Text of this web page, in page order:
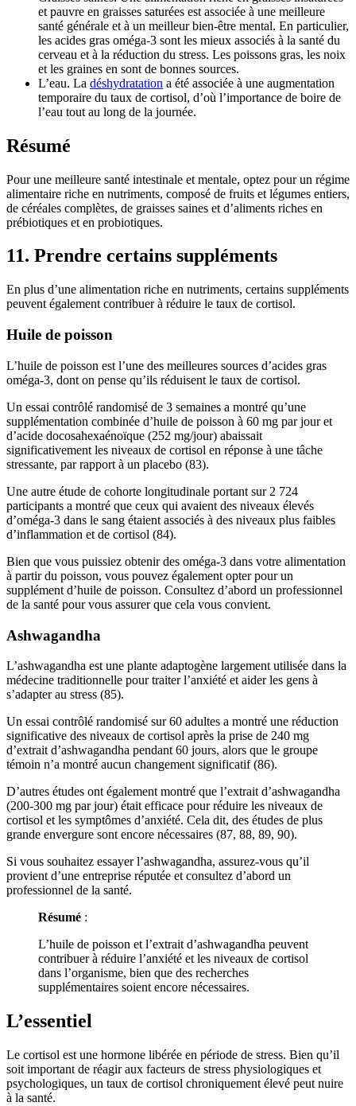
et pauvre en graisses saturées est associée à une meilleure
santé générale et à un meilleur bien-être mental. En particulier,
les acides gras oméga-3 sont les mieux associés à la santé du
cerveau et à la réduction du stress. Les poissons gras, les noix
et les graines en sont de bonnes sources.
L’eau. La déshydratation a été associée à une augmentation
temporaire du taux de cortisol, d’où l’importance de boire de
l’eau tout au long de la journée.
Résumé
Pour une meilleure santé intestinale et mentale, optez pour un régime
alimentaire riche en nutriments, composé de fruits et légumes entiers,
de céréales complètes, de graisses saines et d’aliments riches en
prébiotiques et en probiotiques.
11. Prendre certains suppléments
En plus d’une alimentation riche en nutriments, certains suppléments
peuvent également contribuer à réduire le taux de cortisol.
Huile de poisson
L’huile de poisson est l’une des meilleures sources d’acides gras
oméga-3, dont on pense qu’ils réduisent le taux de cortisol.
Un essai contrôlé randomisé de 3 semaines a montré qu’une
supplémentation combinée d’huile de poisson à 60 mg par jour et
d’acide docosahexaénoïque (252 mg/jour) abaissait
significativement les niveaux de cortisol en réponse à une tâche
stressante, par rapport à un placebo (83).
Une autre étude de cohorte longitudinale portant sur 2 724
participants a montré que ceux qui avaient des niveaux élevés
d’oméga-3 dans le sang étaient associés à des niveaux plus faibles
d’inflammation et de cortisol (84).
Bien que vous puissiez obtenir des oméga-3 dans votre alimentation
à partir du poisson, vous pouvez également opter pour un
supplément d’huile de poisson. Consultez d’abord un professionnel
de la santé pour vous assurer que cela vous convient.
Ashwagandha
L’ashwagandha est une plante adaptogène largement utilisée dans la
médecine traditionnelle pour traiter l’anxiété et aider les gens à
s’adapter au stress (85).
Un essai contrôlé randomisé sur 60 adultes a montré une réduction
significative des niveaux de cortisol après la prise de 240 mg
d’extrait d’ashwagandha pendant 60 jours, alors que le groupe
témoin n’a montré aucun changement significatif (86).
D’autres études ont également montré que l’extrait d’ashwagandha
(200-300 mg par jour) était efficace pour réduire les niveaux de
cortisol et les symptômes d’anxiété. Cela dit, des études de plus
grande envergure sont encore nécessaires (87, 88, 89, 90).
Si vous souhaitez essayer l’ashwagandha, assurez-vous qu’il
provient d’une entreprise réputée et consultez d’abord un
professionnel de la santé.
Résumé :
L’huile de poisson et l’extrait d’ashwagandha peuvent
contribuer à réduire l’anxiété et les niveaux de cortisol
dans l’organisme, bien que des recherches
supplémentaires soient encore nécessaires.
L’essentiel
Le cortisol est une hormone libérée en période de stress. Bien qu’il
soit important de réagir aux facteurs de stress physiologiques et
psychologiques, un taux de cortisol chroniquement élevé peut nuire
à la santé.